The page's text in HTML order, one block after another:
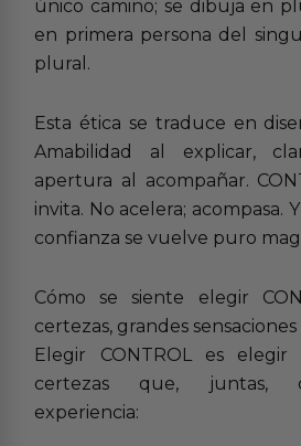
único camino; se dibuja en
en primera persona del
plural.
Esta ética se traduce en
Amabilidad al explicar,
apertura al acompañar.
invita. No acelera; acompasa.
confianza se vuelve puro
Cómo se siente elegir
certezas, grandes sensaciones
Elegir CONTROL es
certezas que, juntas,
experiencia: